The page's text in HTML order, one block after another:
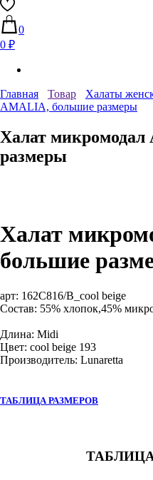
0
0 ₽
Главная Товар Халаты
AMALIA, большие размеры
Халат
размеры
Халат
большие
арт: 162C816/B_cool beige
Состав: 55% хлопок,45%
Длина: Midi
Цвет: cool beige 193
Производитель: Lunaretta
ТАБЛИЦА РАЗМЕРОВ